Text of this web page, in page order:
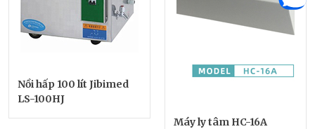
Nồi hấp 100 lít Jibimed
LS-100HJ
Máy ly tâm HC-16A